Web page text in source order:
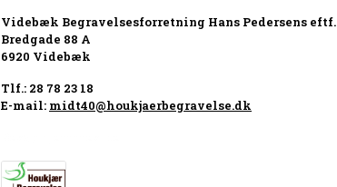
Videbæk Begravelsesforretning Hans Pedersens eftf.
Bredgade 88 A
6920 Videbæk
Tlf.: 28 78 23 18
E-mail: midt40@houkjaerbegravelse.dk